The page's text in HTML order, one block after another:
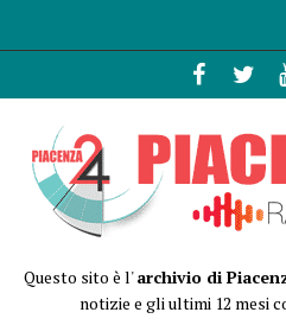
Questo sito è l'archivio di
notizie e gli ultimi 12 mesi